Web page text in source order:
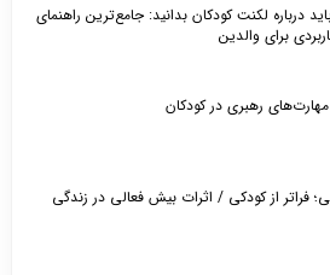
درباره لکنت کودکان بدانید: جامع‌ترین راهنمای
برای والدین
فراتر از کودکی / اثرات بیش‌ فعالی در زندگی